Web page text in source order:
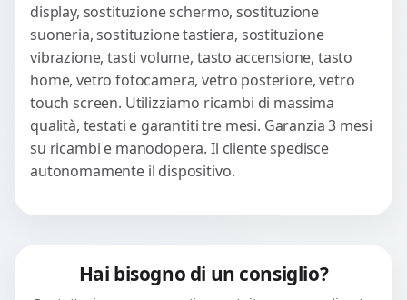
display, sostituzione schermo, sostituzione
suoneria, sostituzione tastiera, sostituzione
vibrazione, tasti volume, tasto accensione, tasto
home, vetro fotocamera, vetro posteriore, vetro
touch screen. Utilizziamo ricambi di massima
qualità, testati e garantiti tre mesi. Garanzia 3 mesi
su ricambi e manodopera. Il cliente spedisce
autonomamente il dispositivo.
Hai bisogno di un consiglio?